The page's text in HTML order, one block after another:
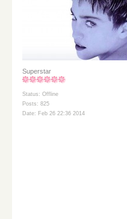
Superstar
Status: Offline
Posts: 825
Date: Feb 26 22:36 2014